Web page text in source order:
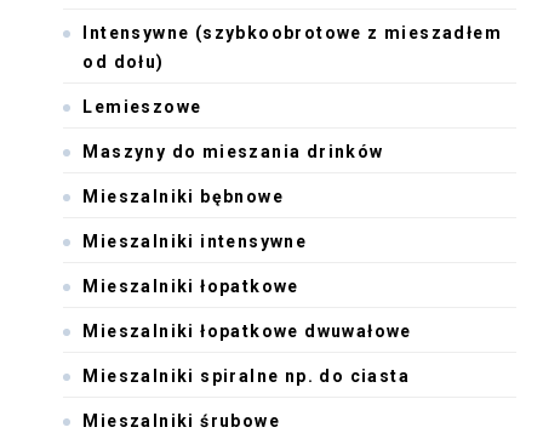
Intensywne (szybkoobrotowe z mieszadłem
od dołu)
Lemieszowe
Maszyny do mieszania drinków
Mieszalniki bębnowe
Mieszalniki intensywne
Mieszalniki łopatkowe
Mieszalniki łopatkowe dwuwałowe
Mieszalniki spiralne np. do ciasta
Mieszalniki śrubowe